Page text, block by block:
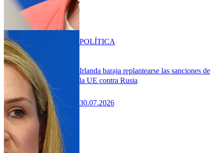
Irlanda baraja replantearse las sanciones de
la UE contra Rusia
30.07.2026
POLÍTICA